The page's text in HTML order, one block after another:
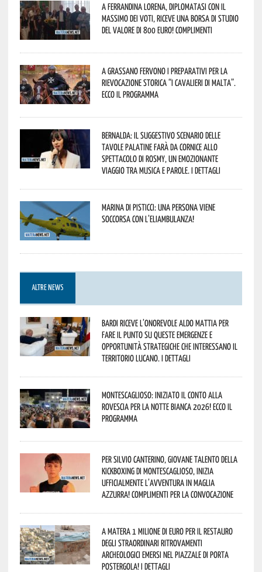
A Ferrandina Lorena, diplomatasi con il
massimo dei voti, riceve una borsa di studio
del valore di 800 euro! Complimenti
A Grassano fervono i preparativi per la
Rievocazione Storica “I CAVALIERI DI MALTA”.
Ecco il programma
Bernalda: il suggestivo scenario delle
Tavole Palatine farà da cornice allo
spettacolo di Rosmy, un emozionante
viaggio tra musica e parole. I dettagli
Marina di Pisticci: una persona viene
soccorsa con l’eliambulanza!
ALTRE NEWS
Bardi riceve l’onorevole Aldo Mattia per
fare il punto su queste emergenze e
opportunità strategiche che interessano il
territorio lucano. I dettagli
Montescaglioso: iniziato il conto alla
rovescia per la Notte Bianca 2026! Ecco il
programma
Per Silvio Canterino, giovane talento della
kickboxing di Montescaglioso, inizia
ufficialmente l’avventura in maglia
azzurra! Complimenti per la convocazione
A Matera 1 milione di euro per il restauro
degli straordinari ritrovamenti
archeologici emersi nel piazzale di Porta
Postergola! I dettagli